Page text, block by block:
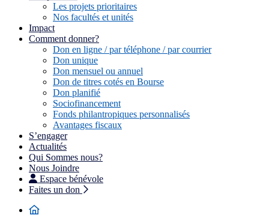
Les projets prioritaires
Nos facultés et unités
Impact
Comment donner?
Don en ligne / par téléphone / par courrier
Don unique
Don mensuel ou annuel
Don de titres cotés en Bourse
Don planifié
Sociofinancement
Fonds philantropiques personnalisés
Avantages fiscaux
S’engager
Actualités
Qui Sommes nous?
Nous Joindre
Espace bénévole
Faites un don